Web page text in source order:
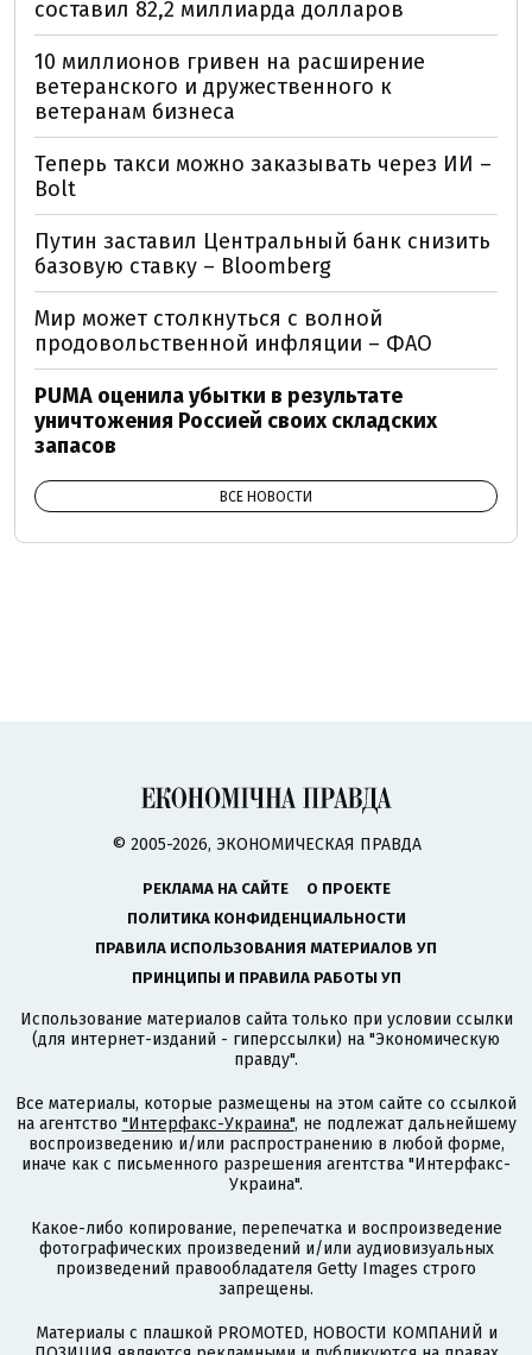
составил 82,2 миллиарда долларов
10 миллионов гривен на расширение
ветеранского и дружественного к
ветеранам бизнеса
Теперь такси можно заказывать через ИИ –
Bolt
Путин заставил Центральный банк снизить
базовую ставку – Bloomberg
Мир может столкнуться с волной
продовольственной инфляции – ФАО
PUMA оценила убытки в результате
уничтожения Россией своих складских
запасов
ВСЕ НОВОСТИ
© 2005-2026, ЭКОНОМИЧЕСКАЯ ПРАВДА
РЕКЛАМА НА САЙТЕ
О ПРОЕКТЕ
ПОЛИТИКА КОНФИДЕНЦИАЛЬНОСТИ
ПРАВИЛА ИСПОЛЬЗОВАНИЯ МАТЕРИАЛОВ УП
ПРИНЦИПЫ И ПРАВИЛА РАБОТЫ УП
Использование материалов сайта только при условии ссылки
(для интернет-изданий - гиперссылки) на "Экономическую
правду".
Все материалы, которые размещены на этом сайте со ссылкой
на агентство "Интерфакс-Украина", не подлежат дальнейшему
воспроизведению и/или распространению в любой форме,
иначе как с письменного разрешения агентства "Интерфакс-
Украина".
Какое-либо копирование, перепечатка и воспроизведение
фотографических произведений и/или аудиовизуальных
произведений правообладателя Getty Images строго
запрещены.
Материалы с плашкой PROMOTED, НОВОСТИ КОМПАНИЙ и